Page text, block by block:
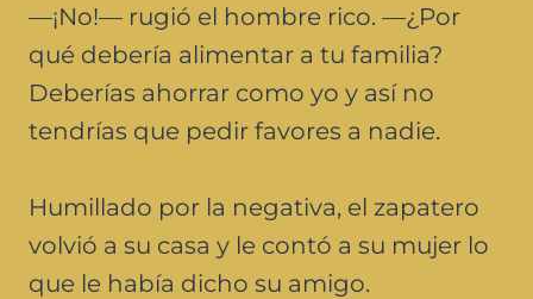
—¡No!— rugió el hombre rico. —¿Por
qué debería alimentar a tu familia?
Deberías ahorrar como yo y así no
tendrías que pedir favores a nadie.
Humillado por la negativa, el zapatero
volvió a su casa y le contó a su mujer lo
que le había dicho su amigo.